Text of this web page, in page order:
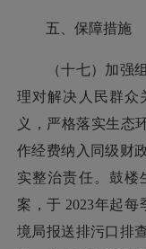
五、保障措施
（十七）加强组
理对解决人民群众
义，严格落实生态
作经费纳入同级财
实整治责任。鼓楼
案，于 2023年起
境局报送排污口排